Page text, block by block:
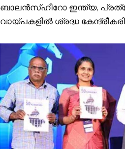
ബാലൻസ്‌ഹീറോ ഇന്ത്യ,
വായ്പകളിൽ ശ്രദ്ധ